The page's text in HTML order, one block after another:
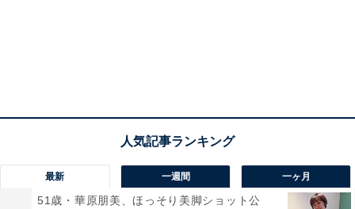
最新 一週間 一ヶ月
51歳・華原朋美、ほっそり美脚ショット公